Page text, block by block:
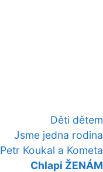
Děti dětem
Jsme jedna rodina
Petr Koukal a Kometa
Chlapi ŽENÁM